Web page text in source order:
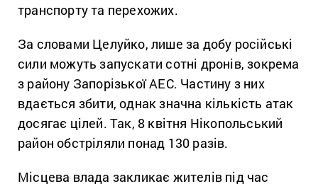
транспорту та перехожих.
За словами Целуйко, лише за добу російські
сили можуть запускати сотні дронів, зокрема
з району Запорізької АЕС. Частину з них
вдається збити, однак значна кількість атак
досягає цілей. Так, 8 квітня Нікопольський
район обстріляли понад 130 разів.
Місцева влада закликає жителів під час